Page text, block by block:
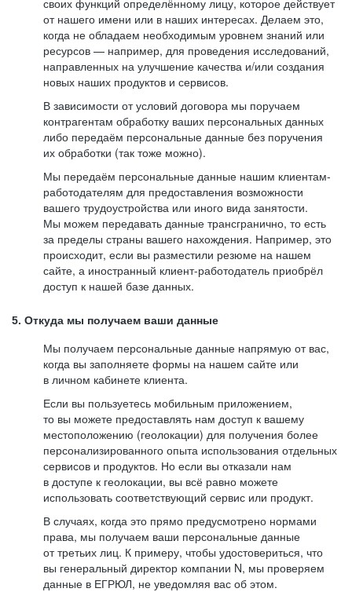
своих функций определённому лицу, которое действует
от нашего имени или в наших интересах. Делаем это,
когда не обладаем необходимым уровнем знаний или
ресурсов — например, для проведения исследований,
направленных на улучшение качества и/или создания
новых наших продуктов и сервисов.
В зависимости от условий договора мы поручаем
контрагентам обработку ваших персональных данных
либо передаём персональные данные без поручения
их обработки (так тоже можно).
Мы передаём персональные данные нашим клиентам-
работодателям для предоставления возможности
вашего трудоустройства или иного вида занятости.
Мы можем передавать данные трансгранично, то есть
за пределы страны вашего нахождения. Например, это
происходит, если вы разместили резюме на нашем
сайте, а иностранный клиент-работодатель приобрёл
доступ к нашей базе данных.
5. Откуда мы получаем ваши данные
Мы получаем персональные данные напрямую от вас,
когда вы заполняете формы на нашем сайте или
в личном кабинете клиента.
Если вы пользуетесь мобильным приложением,
то вы можете предоставлять нам доступ к вашему
местоположению (геолокации) для получения более
персонализированного опыта использования отдельных
сервисов и продуктов. Но если вы отказали нам
в доступе к геолокации, вы всё равно можете
использовать соответствующий сервис или продукт.
В случаях, когда это прямо предусмотрено нормами
права, мы получаем ваши персональные данные
от третьих лиц. К примеру, чтобы удостовериться, что
вы генеральный директор компании N, мы проверяем
данные в ЕГРЮЛ, не уведомляя вас об этом.